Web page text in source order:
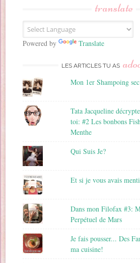
E
m
a
translate
Powered by Translate
LES ARTICLES TU AS
Mon 1er Shampoing
Tata Jacqueline
toi: #2 Les bonbons
Menthe
Qui Suis Je?
Et si je vous avais
Dans mon Filofax #3:
Perpétuel de Mars
Je fais pousser... Des
ma cuisine!